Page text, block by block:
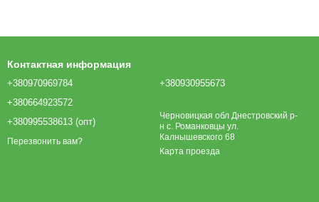
Контактная информация
+380970969784
+380664923572
+380995538613 (опт)
Перезвонить вам?
+380930955673
Черновицкая обл Днестровский р-
н с. Романковцы ул.
Калнышевского 68
Карта проезда